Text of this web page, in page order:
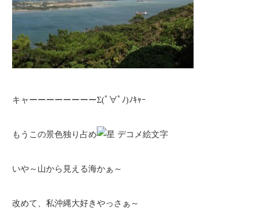
キャーーーーーーーーΣ(ﾟ∀ﾟﾉ)ﾉｷｬｰ
もうこの景色独り占め
いや～山から見える海かぁ～
改めて、私沖縄大好きやっさぁ～